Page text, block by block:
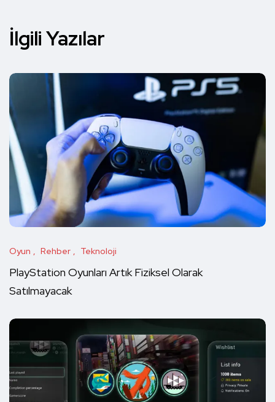
İlgili Yazılar
Oyun Rehber Teknoloji
PlayStation Oyunları Artık Fiziksel Olarak
Satılmayacak